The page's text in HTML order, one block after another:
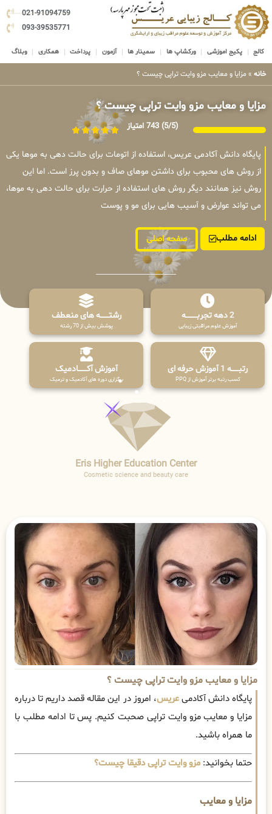
021-91094759
093-39535771
کالج پکیج اموزشی ورکشاپ ها سمینار ها آزمون پرداخت همکاری وبلاگ
خانه » مزایا و معایب مزو وایت تراپی چیست ؟
مزایا و معایب مزو وایت تراپی چیست ؟
(5/5) 743 امتیاز
پایگاه دانش آکادمی عریس، استفاده از اتومات برای حالت دهی به موها یکی
از روش های محبوب برای داشتن موهای صاف و بدون پرز است. اما این
روش نیز همانند دیگر روش های استفاده از حرارت برای حالت دهی به موها،
می تواند عوارض و آسیب هایی برای مو و پوست
ادامه مطلب صفحه اصلی
2 دهه تجربـــــــــه
آموزش علوم مراقبتی زیبایی
رشتـــــــه های منعطف
پوشش بیش از 70 رشته
رتبــــــه 1 آموزش حرفه ای
کسب رتبه برتر آموزش از PPQ
آموزش آکـــــــادمیک
برگزاری دوره های آکادمیک و ترمیک
Eris Higher Education Center
Cosmetic science and beauty care
مزایا و معایب مزو وایت تراپی چیست ؟
پایگاه دانش آکادمیعریس، امروز در این مقاله قصد داریم تا درباره
مزایا و معایب مزو وایت تراپی صحبت کنیم. پس تا ادامه مطلب با
ما همراه باشید.
حتما بخوانید: مزو وایت تراپی دقیقا چیست؟
مزایا و معایب